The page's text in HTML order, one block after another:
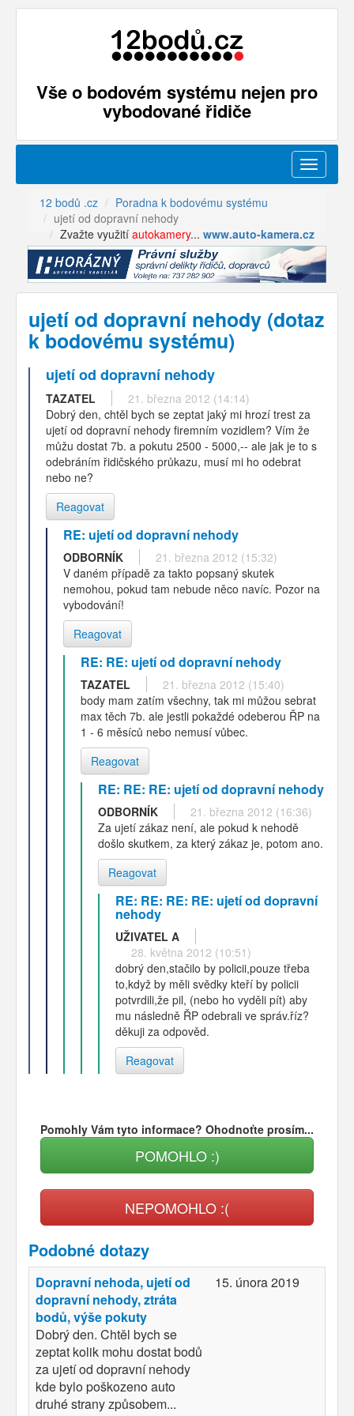
Vše o bodovém systému nejen pro
vybodované řidiče
Menu
12 bodů .cz
Poradna k bodovému systému
ujetí od dopravní nehody
Zvažte využití autokamery... www.auto-kamera.cz
ujetí od dopravní nehody (dotaz
k bodovému systému)
ujetí od dopravní nehody
TAZATEL
21. března 2012 (14:14)
Dobrý den, chtěl bych se zeptat jaký mi hrozí trest za
ujetí od dopravní nehody firemním vozidlem? Vím že
můžu dostat 7b. a pokutu 2500 - 5000,-- ale jak je to s
odebráním řidičského průkazu, musí mi ho odebrat
nebo ne?
Reagovat
RE: ujetí od dopravní nehody
ODBORNÍK
21. března 2012 (15:32)
V daném případě za takto popsaný skutek
nemohou, pokud tam nebude něco navíc. Pozor na
vybodování!
Reagovat
RE: RE: ujetí od dopravní nehody
TAZATEL
21. března 2012 (15:40)
body mam zatím všechny, tak mi můžou sebrat
max těch 7b. ale jestli pokaždé odeberou ŘP na
1 - 6 měsíců nebo nemusí vůbec.
Reagovat
RE: RE: RE: ujetí od dopravní nehody
ODBORNÍK
21. března 2012 (16:36)
Za ujetí zákaz není, ale pokud k nehodě
došlo skutkem, za který zákaz je, potom ano.
Reagovat
RE: RE: RE: RE: ujetí od dopravní
nehody
UŽIVATEL A
28. května 2012 (10:51)
dobrý den,stačilo by policii,pouze třeba
to,když by měli svědky kteří by policii
potvrdili,že pil, (nebo ho vyděli pít) aby
mu následně ŘP odebrali ve správ.říz?
děkuji za odpověd.
Reagovat
Pomohly Vám tyto informace? Ohodnoťte prosím...
POMOHLO :)
NEPOMOHLO :(
Podobné dotazy
Dopravní nehoda, ujetí od
dopravní nehody, ztráta
bodů, výše pokuty
Dobrý den. Chtěl bych se
zeptat kolik mohu dostat bodů
za ujetí od dopravní nehody
kde bylo poškozeno auto
druhé strany způsobem...
15. února 2019